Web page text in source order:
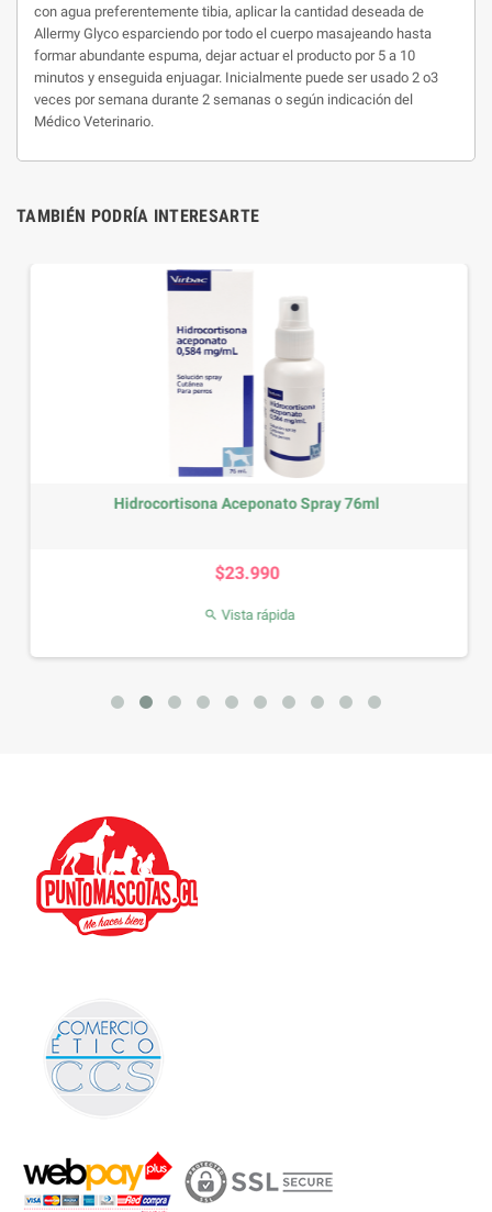
con agua preferentemente tibia, aplicar la cantidad deseada de
Allermy Glyco esparciendo por todo el cuerpo masajeando hasta
formar abundante espuma, dejar actuar el producto por 5 a 10
minutos y enseguida enjuagar. Inicialmente puede ser usado 2 o3
veces por semana durante 2 semanas o según indicación del
Médico Veterinario.
TAMBIÉN PODRÍA INTERESARTE
Hidrocortisona Aceponato Spray 76ml
$23.990
Vista rápida